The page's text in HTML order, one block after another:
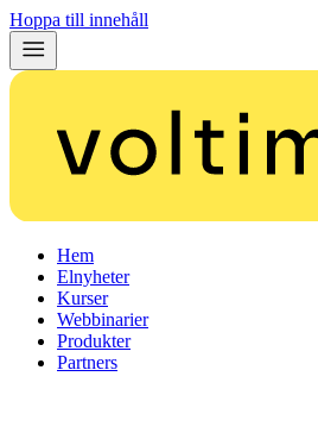
Hoppa till innehåll
Hem
Elnyheter
Kurser
Webbinarier
Produkter
Partners